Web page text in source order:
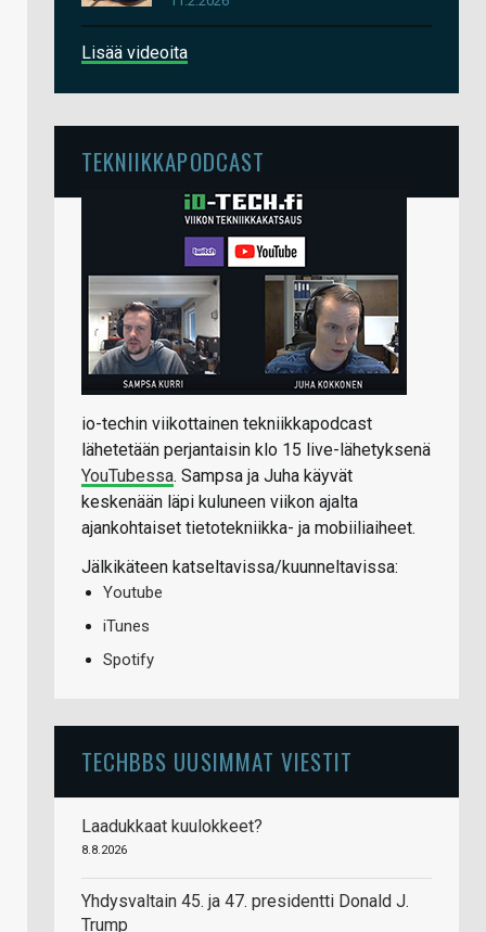
Lisää videoita
TEKNIIKKAPODCAST
io-techin viikottainen tekniikkapodcast
lähetetään perjantaisin klo 15 live-lähetyksenä
YouTubessa. Sampsa ja Juha käyvät
keskenään läpi kuluneen viikon ajalta
ajankohtaiset tietotekniikka- ja mobiiliaiheet.
Jälkikäteen katseltavissa/kuunneltavissa:
Youtube
iTunes
Spotify
TECHBBS UUSIMMAT VIESTIT
Laadukkaat kuulokkeet?
8.8.2026
Yhdysvaltain 45. ja 47. presidentti Donald J.
Trump